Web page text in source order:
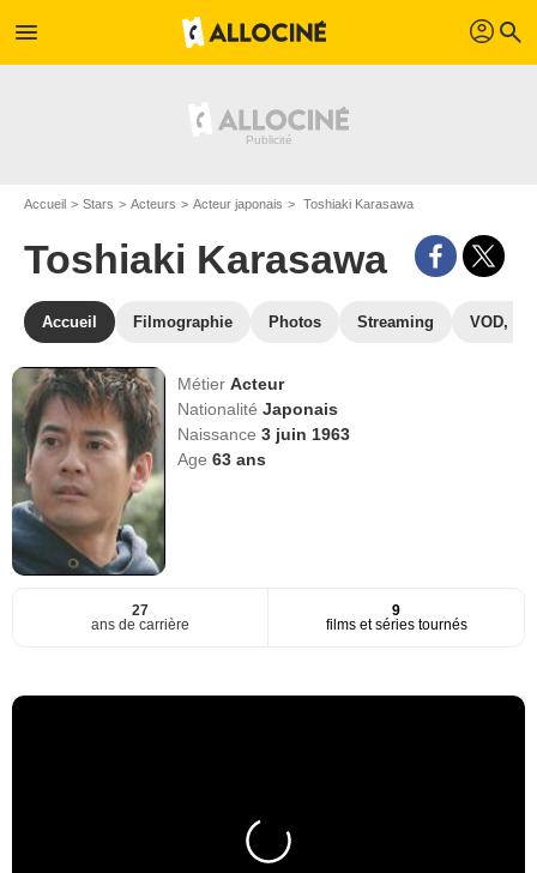
menu profil search
Accueil Stars Acteurs Acteur japonais Toshiaki Karasawa
Toshiaki Karasawa
Accueil Filmographie Photos Streaming VOD,
MétierActeur
NationalitéJaponais
Naissance3 juin 1963
Age63 ans
27
ans de carrière
9
films et séries tournés